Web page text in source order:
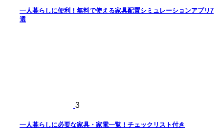
一人暮らしに便利！無料で使える家具配置シミュレーションアプリ7
選
3
一人暮らしに必要な家具・家電一覧！チェックリスト付き